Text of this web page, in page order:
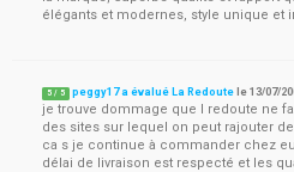
élégants et modernes, style unique et
5 / 5 peggy17 a évalué La Redoute le13/07/
je trouve dommage que l redoute ne
des sites sur lequel on peut rajouter
ca s je continue à commander chez
délai de livraison est respecté et les